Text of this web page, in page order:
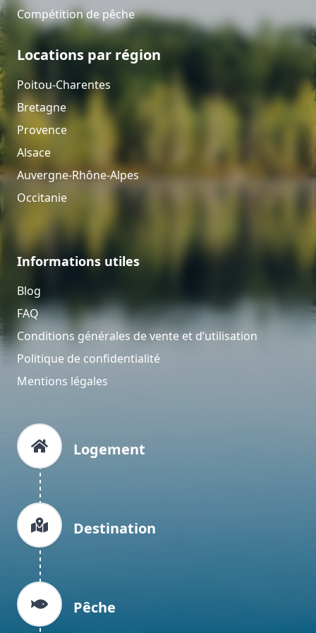
Compétition de pêche
Locations par région
Poitou-Charentes
Bretagne
Provence
Alsace
Auvergne-Rhône-Alpes
Occitanie
Informations utiles
Blog
FAQ
Conditions générales de vente et d’utilisation
Politique de confidentialité
Mentions légales
Logement
Destination
Pêche